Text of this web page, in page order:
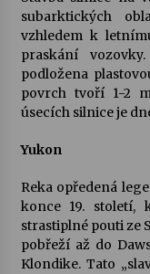
subarktických
vzhledem k
praskání
podložena
povrch tvoří 1-2
úsecích silnice je
Yukon
Reka opředená
konce 19. století,
strastiplné pouti ze
pobřeží až do
Klondike. Tato